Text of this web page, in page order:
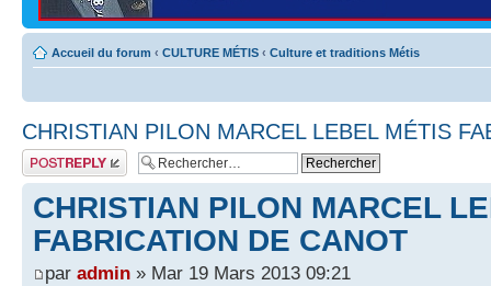
Accueil du forum ‹ CULTURE MÉTIS ‹ Culture et traditions Métis
CHRISTIAN PILON MARCEL LEBEL MÉTIS
Publier une
réponse
CHRISTIAN PILON MARCEL
FABRICATION DE CANOT
par admin » Mar 19 Mars 2013 09:21